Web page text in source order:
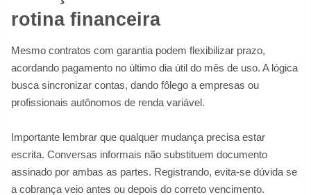
rotina financeira
Mesmo contratos com garantia podem flexibilizar prazo,
acordando pagamento no último dia útil do mês de uso. A lógica
busca sincronizar contas, dando fôlego a empresas ou
profissionais autônomos de renda variável.
Importante lembrar que qualquer mudança precisa estar
escrita. Conversas informais não substituem documento
assinado por ambas as partes. Registrando, evita-se dúvida se
a cobrança veio antes ou depois do correto vencimento.